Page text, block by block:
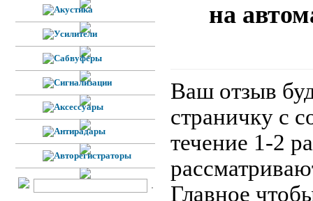
на
Ваш отзыв
страничку с
течение 1-2
Главное